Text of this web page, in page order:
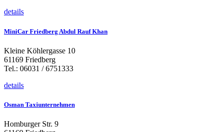
details
MiniCar Friedberg Abdul Rauf Khan
Kleine Köhlergasse 10
61169 Friedberg
Tel.: 06031 / 6751333
details
Osman Taxiunternehmen
Homburger Str. 9